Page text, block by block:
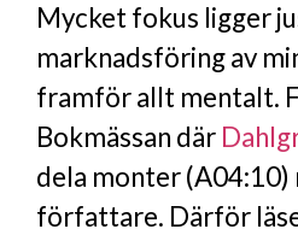
Mycket fokus ligger
marknadsföring av
framför allt mentalt.
Bokmässan där
dela monter (A04:10)
författare. Därför